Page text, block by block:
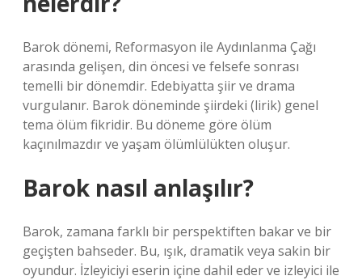
Barok dönemi, Reformasyon ile Aydınlanma Çağı
arasında gelişen, din öncesi ve felsefe sonrası
temelli bir dönemdir. Edebiyatta şiir ve drama
vurgulanır. Barok döneminde şiirdeki (lirik) genel
tema ölüm fikridir. Bu döneme göre ölüm
kaçınılmazdır ve yaşam ölümlülükten oluşur.
Barok nasıl anlaşılır?
Barok, zamana farklı bir perspektiften bakar ve bir
geçişten bahseder. Bu, ışık, dramatik veya sakin bir
oyundur. İzleyiciyi eserin içine dahil eder ve izleyici ile